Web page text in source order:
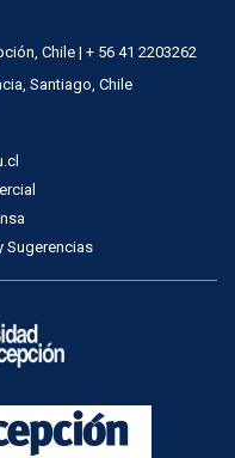
Chile | + 56 41 2203262
Santiago, Chile
Sugerencias